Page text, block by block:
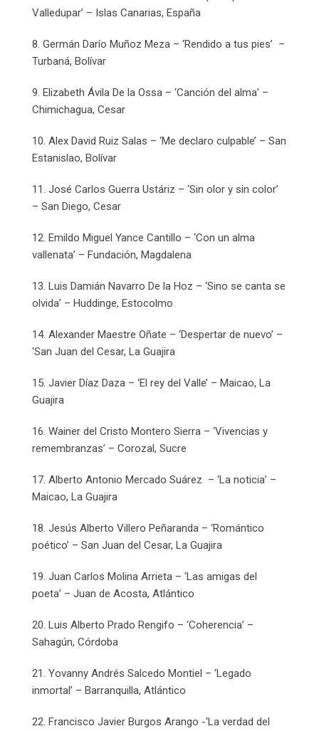
Valledupar’ – Islas Canarias, España
8. Germán Darío Muñoz Meza – ‘Rendido a tus pies’ –
Turbaná, Bolívar
9. Elizabeth Ávila De la Ossa – ‘Canción del alma’ –
Chimichagua, Cesar
10. Alex David Ruiz Salas – ‘Me declaro culpable’ – San
Estanislao, Bolívar
11. José Carlos Guerra Ustáriz – ‘Sin olor y sin color’
– San Diego, Cesar
12. Emildo Miguel Yance Cantillo – ‘Con un alma
vallenata’ – Fundación, Magdalena
13. Luis Damián Navarro De la Hoz – ‘Sino se canta se
olvida’ – Huddinge, Estocolmo
14. Alexander Maestre Oñate – ‘Despertar de nuevo’ –
‘San Juan del Cesar, La Guajira
15. Javier Díaz Daza – ‘El rey del Valle’ – Maicao, La
Guajira
16. Wainer del Cristo Montero Sierra – ‘Vivencias y
remembranzas’ – Corozal, Sucre
17. Alberto Antonio Mercado Suárez – ‘La noticia’ –
Maicao, La Guajira
18. Jesús Alberto Villero Peñaranda – ‘Romántico
poético’ – San Juan del Cesar, La Guajira
19. Juan Carlos Molina Arrieta – ‘Las amigas del
poeta’ – Juan de Acosta, Atlántico
20. Luis Alberto Prado Rengifo – ‘Coherencia’ –
Sahagún, Córdoba
21. Yovanny Andrés Salcedo Montiel – ‘Legado
inmortal’ – Barranquilla, Atlántico
22. Francisco Javier Burgos Arango -‘La verdad del